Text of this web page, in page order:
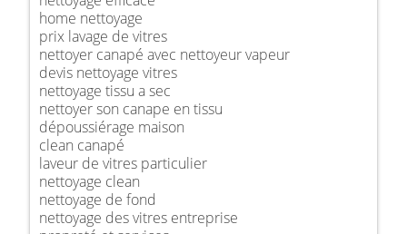
home nettoyage
prix lavage de vitres
nettoyer canapé avec nettoyeur vapeur
devis nettoyage vitres
nettoyage tissu a sec
nettoyer son canape en tissu
dépoussiérage maison
clean canapé
laveur de vitres particulier
nettoyage clean
nettoyage de fond
nettoyage des vitres entreprise